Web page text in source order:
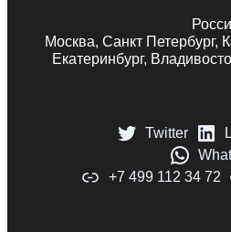
Москва, Санкт Петербург,
Екатеринбург,
Twitter
+7 499 112 34 72